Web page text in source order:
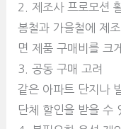
2. 제조사 프로모션
봄철과 가을철에 제
면 제품 구매비를 크
3. 공동 구매 고려
같은 아파트 단지나
단체 할인을 받을 수